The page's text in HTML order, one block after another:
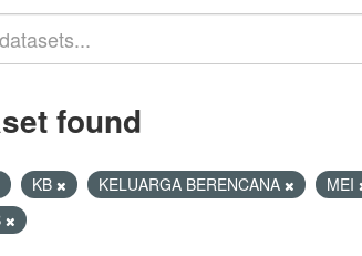
found
KB KELUARGA BERENCANA
MEI